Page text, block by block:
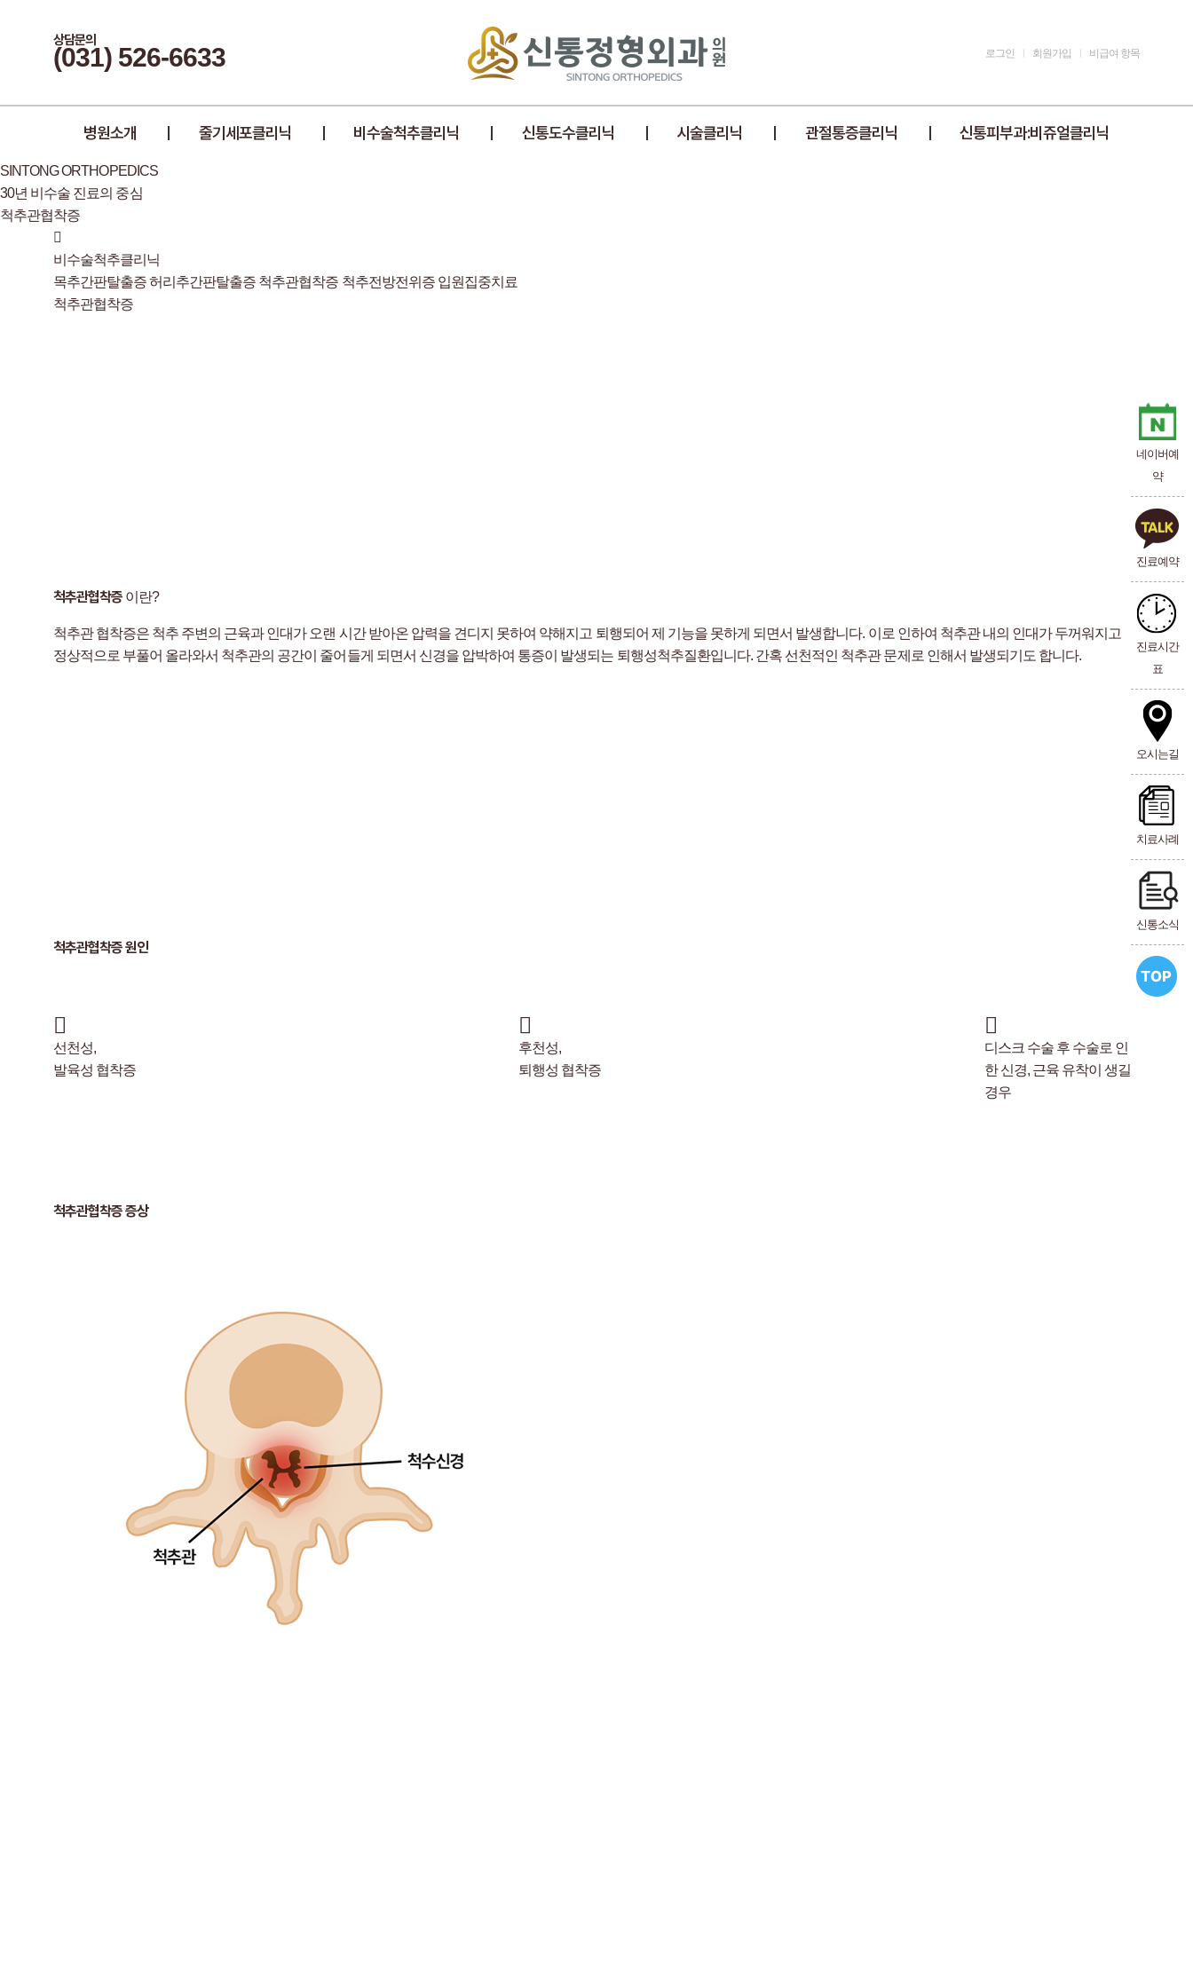
상담문의
(031) 526-6633 로그인 회원가입 비급여 항목
병원소개 줄기세포클리닉 비수술척추클리닉 신통도수클리닉 시술클리닉 관절통증클리닉 신통피부과:비쥬얼클리닉
SINTONG ORTHOPEDICS
30년 비수술 진료의 중심
척추관협착증
비수술척추클리닉
목추간판탈출증허리추간판탈출증 척추관협착증 척추전방전위증 입원집중치료
척추관협착증
척추관협착증이란?
척추관 협착증은 척추 주변의 근육과 인대가 오랜 시간 받아온 압력을 견디지 못하여 약해지고 퇴행되어 제 기능을 못하게 되면서 발생합니다. 이로 인하여 척추관 내의 인대가 두꺼워지고 비
정상적으로 부풀어 올라와서 척추관의 공간이 줄어들게 되면서 신경을 압박하여 통증이 발생되는 퇴행성척추질환입니다. 간혹 선천적인 척추관 문제로 인해서 발생되기도 합니다.
척추관협착증 원인
선천성,
발육성 협착증
후천성,
퇴행성 협착증
디스크 수술 후 수술로 인
한 신경, 근육 유착이 생길
경우
척추관협착증 증상
네이버예
약
진료예약
진료시간
표
오시는길
치료사례
신통소식